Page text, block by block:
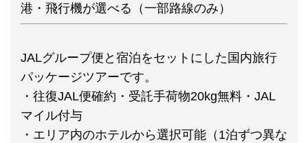
港・飛行機が選べる（一部路線のみ）
JALグループ便と宿泊をセットにした国内旅行
パッケージツアーです。
・往復JAL便確約・受託手荷物20kg無料・JAL
マイル付与
・エリア内のホテルから選択可能（1泊ずつ異な